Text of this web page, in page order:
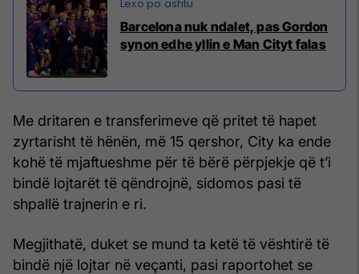
Barcelona nuk ndalet, pas Gordon
synon edhe yllin e Man Cityt falas
Me dritaren e transferimeve që pritet të hapet
zyrtarisht të hënën, më 15 qershor, City ka ende
kohë të mjaftueshme për të bërë përpjekje që t’i
bindë lojtarët të qëndrojnë, sidomos pasi të
shpallë trajnerin e ri.
Megjithatë, duket se mund ta ketë të vështirë të
bindë një lojtar në veçanti, pasi raportohet se